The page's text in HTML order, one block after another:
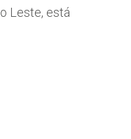
Leste, está